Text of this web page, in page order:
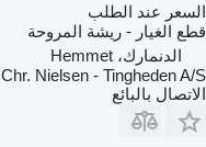
السعر عند الطلب
قطع الغيار - ريشة المروحة
الدنمارك، Hemmet
Chr. Nielsen - Tingheden A/S
الاتصال بالبائع